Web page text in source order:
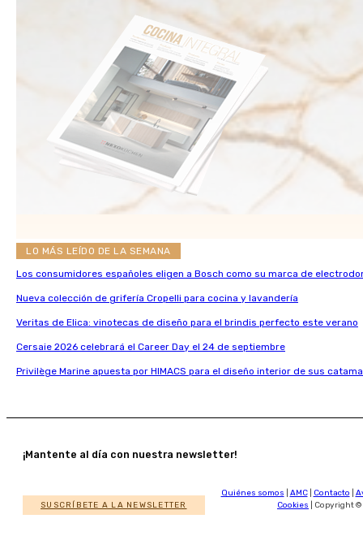
LO MÁS LEÍDO DE LA SEMANA
Los consumidores españoles eligen a Bosch como su marca de
Nueva colección de grifería Cropelli para cocina y lavandería
Veritas de Elica: vinotecas de diseño para el brindis perfecto este verano
Cersaie 2026 celebrará el Career Day el 24 de septiembre
Privilège Marine apuesta por HIMACS para el diseño interior de sus
¡Mantente al día con nuestra newsletter!
SUSCRÍBETE A LA NEWSLETTER
Quiénes somos AMC| Contacto
Cookies | Copyright